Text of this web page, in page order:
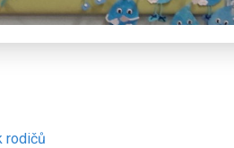
rodičů